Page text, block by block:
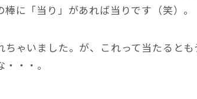
に「当り」があれば当りです（笑）。
ゃいました。が、これって当たると
・・。